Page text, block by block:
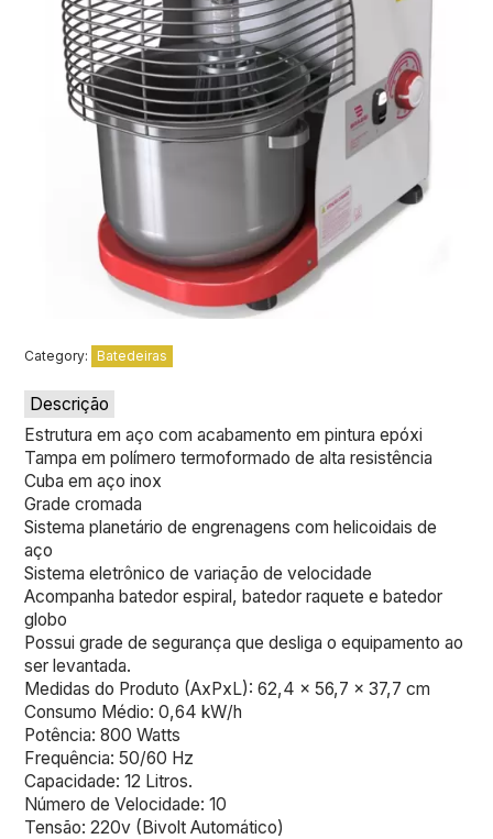
Category: Batedeiras
Descrição
Estrutura em aço com acabamento em pintura epóxi
Tampa em polímero termoformado de alta resistência
Cuba em aço inox
Grade cromada
Sistema planetário de engrenagens com helicoidais de
aço
Sistema eletrônico de variação de velocidade
Acompanha batedor espiral, batedor raquete e batedor
globo
Possui grade de segurança que desliga o equipamento ao
ser levantada.
Medidas do Produto (AxPxL): 62,4 x 56,7 x 37,7 cm
Consumo Médio: 0,64 kW/h
Potência: 800 Watts
Frequência: 50/60 Hz
Capacidade: 12 Litros.
Número de Velocidade: 10
Tensão: 220v (Bivolt Automático)